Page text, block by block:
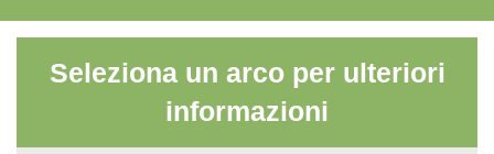
Seleziona un arco per ulteriori
informazioni